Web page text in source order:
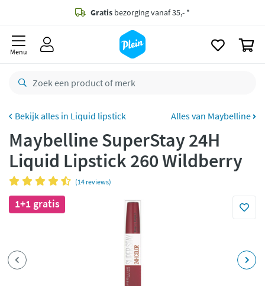
Gratis bezorging vanaf 35,- *
besteld,
retourneren
CO2 neutraal bezorgd
Betaal met Klarna
Menu
Liquid lipstick Alles van Maybelline
Maybelline SuperStay 24H
Liquid Lipstick 260 Wildberry
(14 reviews)
1+1 gratis